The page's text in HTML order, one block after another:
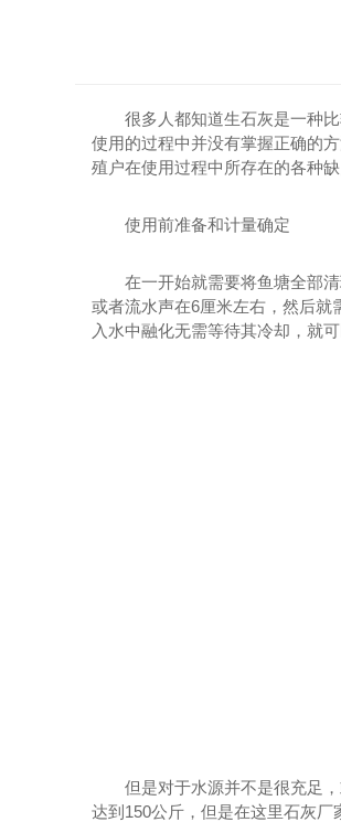
很多人都知道生石灰是一种比
使用的过程中并没有掌握正确的方
殖户在使用过程中所存在的各种缺点
使用前准备和计量确定
在一开始就需要将鱼塘全部清理
或者流水声在6厘米左右，然后
入水中融化无需等待其冷却，就
但是对于水源并不是很充足
达到150公斤，但是在这里石灰